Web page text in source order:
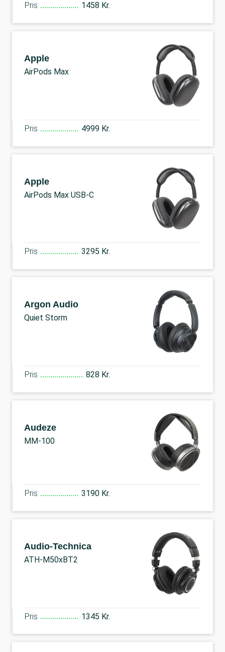
Pris 1458 Kr.
Apple
AirPods Max
Pris 4999 Kr.
Apple
AirPods Max USB-C
Pris 3295 Kr.
Argon Audio
Quiet Storm
Pris 828 Kr.
Audeze
MM-100
Pris 3190 Kr.
Audio-Technica
ATH-M50xBT2
Pris 1345 Kr.